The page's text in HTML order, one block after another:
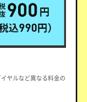
ヤルなど異なる料金の